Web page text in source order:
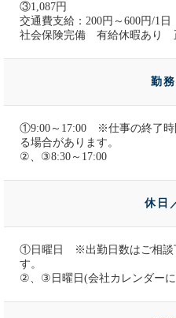
③1,087円
交通費支給：200円～600円/1
社会保険完備 有給休暇あり
勤
①9:00～17:00 ※仕事の終了時
る場合があります。
②、③8:30～17:00
休日
①日曜日 ※出勤日数はご相談
す。
②、③日曜日(会社カレンダー